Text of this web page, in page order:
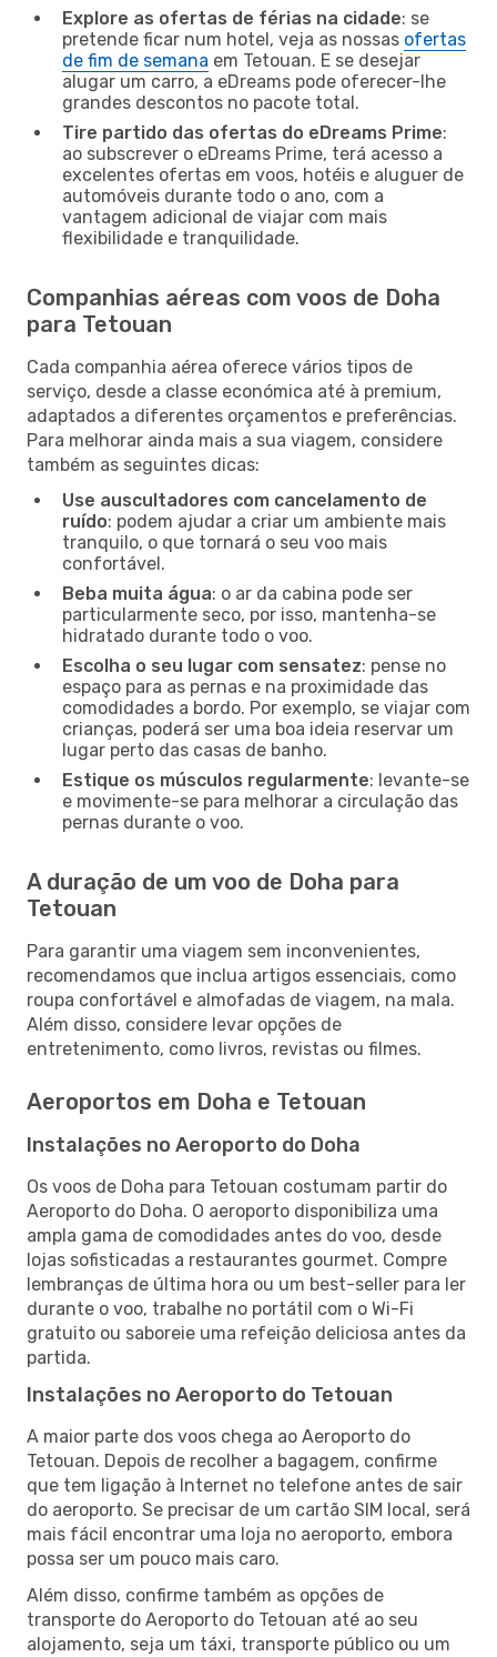
Explore as ofertas de férias na cidade: se
pretende ficar num hotel, veja as nossas ofertas
de fim de semana em Tetouan. E se desejar
alugar um carro, a eDreams pode oferecer-lhe
grandes descontos no pacote total.
Tire partido das ofertas do eDreams Prime:
ao subscrever o eDreams Prime, terá acesso a
excelentes ofertas em voos, hotéis e aluguer de
automóveis durante todo o ano, com a
vantagem adicional de viajar com mais
flexibilidade e tranquilidade.
Companhias aéreas com voos de Doha
para Tetouan
Cada companhia aérea oferece vários tipos de
serviço, desde a classe económica até à premium,
adaptados a diferentes orçamentos e preferências.
Para melhorar ainda mais a sua viagem, considere
também as seguintes dicas:
Use auscultadores com cancelamento de
ruído: podem ajudar a criar um ambiente mais
tranquilo, o que tornará o seu voo mais
confortável.
Beba muita água: o ar da cabina pode ser
particularmente seco, por isso, mantenha-se
hidratado durante todo o voo.
Escolha o seu lugar com sensatez: pense no
espaço para as pernas e na proximidade das
comodidades a bordo. Por exemplo, se viajar com
crianças, poderá ser uma boa ideia reservar um
lugar perto das casas de banho.
Estique os músculos regularmente: levante-se
e movimente-se para melhorar a circulação das
pernas durante o voo.
A duração de um voo de Doha para
Tetouan
Para garantir uma viagem sem inconvenientes,
recomendamos que inclua artigos essenciais, como
roupa confortável e almofadas de viagem, na mala.
Além disso, considere levar opções de
entretenimento, como livros, revistas ou filmes.
Aeroportos em Doha e Tetouan
Instalações no Aeroporto do Doha
Os voos de Doha para Tetouan costumam partir do
Aeroporto do Doha. O aeroporto disponibiliza uma
ampla gama de comodidades antes do voo, desde
lojas sofisticadas a restaurantes gourmet. Compre
lembranças de última hora ou um best-seller para ler
durante o voo, trabalhe no portátil com o Wi-Fi
gratuito ou saboreie uma refeição deliciosa antes da
partida.
Instalações no Aeroporto do Tetouan
A maior parte dos voos chega ao Aeroporto do
Tetouan. Depois de recolher a bagagem, confirme
que tem ligação à Internet no telefone antes de sair
do aeroporto. Se precisar de um cartão SIM local, será
mais fácil encontrar uma loja no aeroporto, embora
possa ser um pouco mais caro.
Além disso, confirme também as opções de
transporte do Aeroporto do Tetouan até ao seu
alojamento, seja um táxi, transporte público ou um